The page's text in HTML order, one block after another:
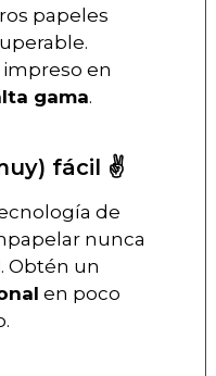
papeles
en
gama.
fácil ✌️
de
nunca
. Obtén un
en poco